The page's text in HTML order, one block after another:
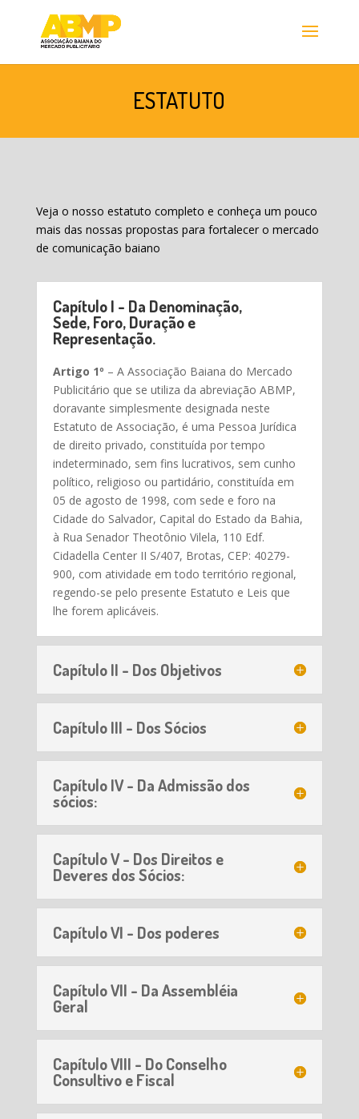
ESTATUTO
Veja o nosso estatuto completo e conheça um pouco
mais das nossas propostas para fortalecer o mercado
de comunicação baiano
Capítulo I - Da Denominação,
Sede, Foro, Duração e
Representação.
Artigo 1º – A Associação Baiana do Mercado
Publicitário que se utiliza da abreviação ABMP,
doravante simplesmente designada neste
Estatuto de Associação, é uma Pessoa Jurídica
de direito privado, constituída por tempo
indeterminado, sem fins lucrativos, sem cunho
político, religioso ou partidário, constituída em
05 de agosto de 1998, com sede e foro na
Cidade do Salvador, Capital do Estado da Bahia,
à Rua Senador Theotônio Vilela, 110 Edf.
Cidadella Center II S/407, Brotas, CEP: 40279-
900, com atividade em todo território regional,
regendo-se pelo presente Estatuto e Leis que
lhe forem aplicáveis.
Capítulo II - Dos Objetivos
Capítulo III - Dos Sócios
Capítulo IV - Da Admissão dos
sócios:
Capítulo V - Dos Direitos e
Deveres dos Sócios:
Capítulo VI - Dos poderes
Capítulo VII - Da Assembléia
Geral
Capítulo VIII - Do Conselho
Consultivo e Fiscal